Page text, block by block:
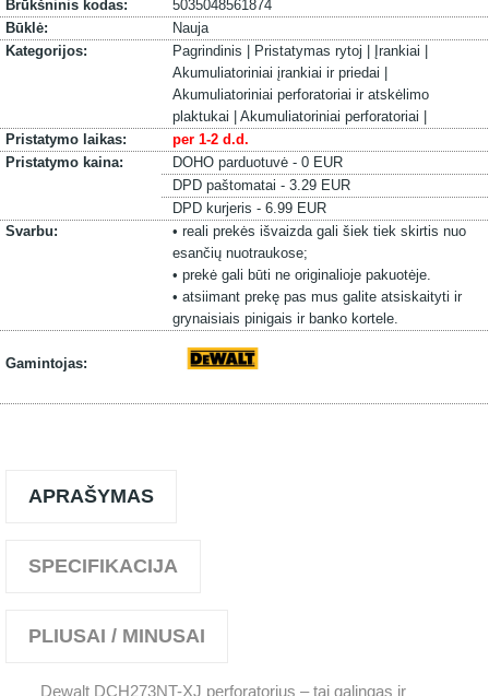
Brūkšninis kodas:
5035048561874
Būklė:
Nauja
Kategorijos:
Pagrindinis | Pristatymas rytoj |
Įrankiai |
Akumuliatoriniai įrankiai ir priedai |
Akumuliatoriniai perforatoriai ir atskėlimo
plaktukai | Akumuliatoriniai perforatoriai |
Pristatymo laikas:
per 1-2 d.d.
Pristatymo kaina:
DOHO parduotuvė - 0 EUR
DPD paštomatai - 3.29 EUR
DPD kurjeris - 6.99 EUR
Svarbu:
• reali prekės išvaizda gali šiek tiek skirtis nuo
esančių nuotraukose;
• prekė gali būti ne originalioje pakuotėje.
• atsiimant prekę pas mus galite atsiskaityti ir
grynaisiais pinigais ir banko kortele.
Gamintojas:
APRAŠYMAS
SPECIFIKACIJA
PLIUSAI / MINUSAI
Dewalt DCH273NT-XJ perforatorius – tai galingas ir